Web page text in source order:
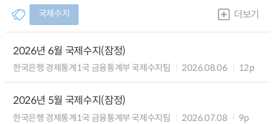
국제수지 더보기
2026년 6월 국제수지(잠정)
한국은행 경제통계1국 금융통계부 국제수지팀 2026.08.06 12p
2026년 5월 국제수지(잠정)
한국은행 경제통계1국 금융통계부 국제수지팀 2026.07.08 9p